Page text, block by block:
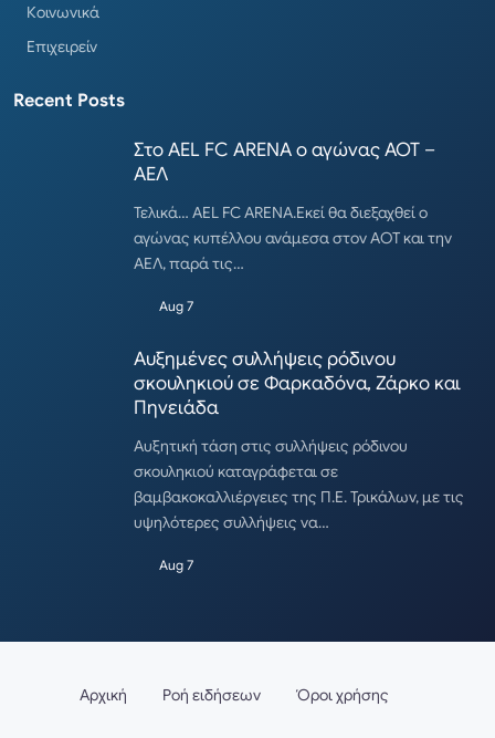
Κοινωνικά
Επιχειρείν
Recent Posts
Στο AEL FC ARENA ο αγώνας ΑΟΤ –
ΑΕΛ
Τελικά… AEL FC ARENA.Εκεί θα διεξαχθεί ο
αγώνας κυπέλλου ανάμεσα στον ΑΟΤ και την
ΑΕΛ, παρά τις…
Aug 7
Αυξημένες συλλήψεις ρόδινου
σκουληκιού σε Φαρκαδόνα, Ζάρκο και
Πηνειάδα
Αυξητική τάση στις συλλήψεις ρόδινου
σκουληκιού καταγράφεται σε
βαμβακοκαλλιέργειες της Π.Ε. Τρικάλων, με τις
υψηλότερες συλλήψεις να…
Aug 7
Αρχική Ροή ειδήσεων Όροι χρήσης